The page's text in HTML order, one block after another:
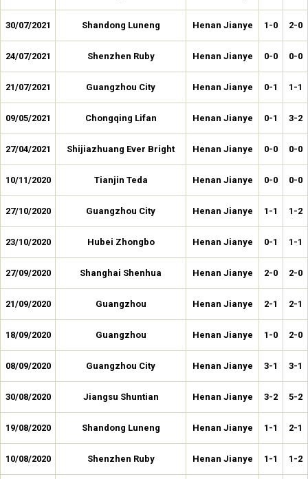
30/07/2021 Shandong Luneng Henan Jianye 1-0 2-0
24/07/2021 Shenzhen Ruby Henan Jianye 0-0 0-0
21/07/2021 Guangzhou City Henan Jianye 0-1 1-1
09/05/2021 Chongqing Lifan Henan Jianye 0-1 3-2
27/04/2021 Shijiazhuang Ever Bright Henan Jianye 0-0 0-0
10/11/2020 Tianjin Teda Henan Jianye 0-0 0-0
27/10/2020 Guangzhou City Henan Jianye 1-1 1-2
23/10/2020 Hubei Zhongbo Henan Jianye 0-1 1-1
27/09/2020 Shanghai Shenhua Henan Jianye 2-0 2-0
21/09/2020 Guangzhou Henan Jianye 2-1 2-1
18/09/2020 Guangzhou Henan Jianye 1-0 2-0
08/09/2020 Guangzhou City Henan Jianye 3-1 3-1
30/08/2020 Jiangsu Shuntian Henan Jianye 3-2 5-2
19/08/2020 Shandong Luneng Henan Jianye 1-1 2-1
10/08/2020 Shenzhen Ruby Henan Jianye 1-1 1-2